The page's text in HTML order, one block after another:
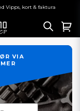
Vipps, kort & faktura
VIA